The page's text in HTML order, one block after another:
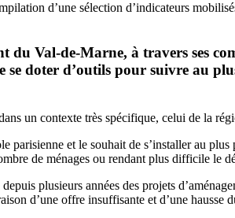
d’une sélection d’indicateurs
du Val-de-Marne, à travers ses
se doter d’outils pour suivre au
un contexte très spécifique, celui de la
parisienne et le souhait de s’installer au
de ménages ou rendant plus difficile le
plusieurs années des projets
d’une offre insuffisante et d’une